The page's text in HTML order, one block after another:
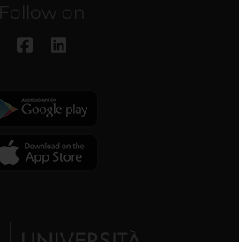
Follow on